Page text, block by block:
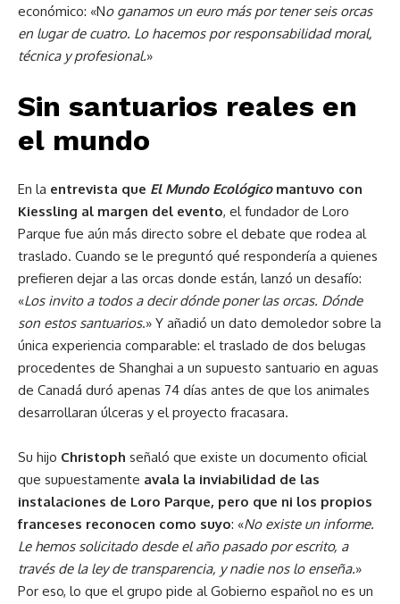
económico: «No ganamos un euro más por tener seis orcas
en lugar de cuatro. Lo hacemos por responsabilidad moral,
técnica y profesional.»
Sin santuarios reales en
el mundo
En la entrevista que El Mundo Ecológicomantuvo con
Kiessling al margen del evento, el fundador de Loro
Parque fue aún más directo sobre el debate que rodea al
traslado. Cuando se le preguntó qué respondería a quienes
prefieren dejar a las orcas donde están, lanzó un desafío:
«Los invito a todos a decir dónde poner las orcas. Dónde
son estos santuarios.» Y añadió un dato demoledor sobre la
única experiencia comparable: el traslado de dos belugas
procedentes de Shanghai a un supuesto santuario en aguas
de Canadá duró apenas 74 días antes de que los animales
desarrollaran úlceras y el proyecto fracasara.
Su hijo Christoph señaló que existe un documento oficial
que supuestamente avala la inviabilidad de las
instalaciones de Loro Parque, pero que ni los propios
franceses reconocen como suyo: «No existe un informe.
Le hemos solicitado desde el año pasado por escrito, a
través de la ley de transparencia, y nadie nos lo enseña.»
Por eso, lo que el grupo pide al Gobierno español no es un